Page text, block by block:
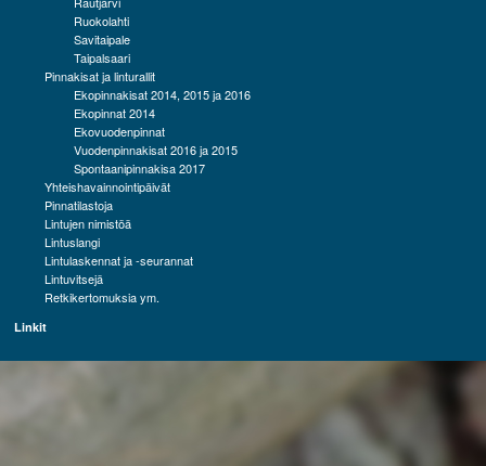
Ruokolahti
Savitaipale
Taipalsaari
Pinnakisat ja linturallit
Ekopinnakisat 2014, 2015 ja 2016
Ekopinnat 2014
Ekovuodenpinnat
Vuodenpinnakisat 2016 ja 2015
Spontaanipinnakisa 2017
Yhteishavainnointipäivät
Pinnatilastoja
Lintujen nimistöä
Lintuslangi
Lintulaskennat ja -seurannat
Lintuvitsejä
Retkikertomuksia ym.
Linkit